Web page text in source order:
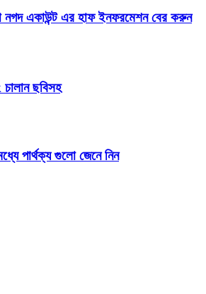
নগদ একাউন্ট এর হাফ ইনফরমেশন বের করুন
ছবিসহ
পার্থক্য গুলো জেনে নিন